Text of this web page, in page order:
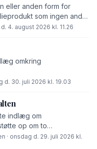
eller anden form for
som ingen andre
skriver Ole Storgaard i
4. august 2026 kl. 11.26
omkring
d. 30. juli 2026 kl. 19.03
indlæg om
op om to
· onsdag d. 29. juli 2026 kl.